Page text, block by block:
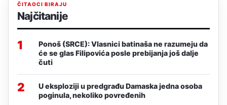
ČITAOCI BIRAJU
Najčitanije
1
Ponoš (SRCE): Vlasnici batinaša ne razumeju da
će se glas Filipovića posle prebijanja još dalje
čuti
2
U eksploziji u predgrađu Damaska jedna osoba
poginula, nekoliko povređenih